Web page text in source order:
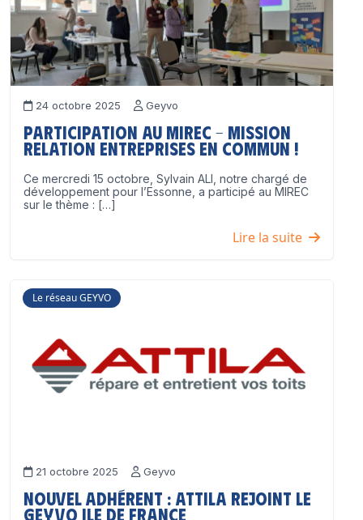
24 octobre 2025 Geyvo
Participation au MIREC – Mission
Relation Entreprises en Commun !
Ce mercredi 15 octobre, Sylvain ALI, notre chargé de
développement pour l’Essonne, a participé au MIREC
sur le thème : […]
Lire la suite
Le réseau GEYVO
21 octobre 2025 Geyvo
Nouvel adhérent : ATTILA rejoint le
GEYVO Ile de France